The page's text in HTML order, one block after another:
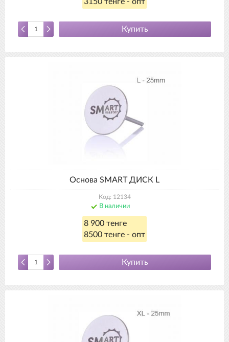
Купить
Основа SMART ДИСК L
Код: 12134
В наличии
8 900 тенге
8500 тенге - опт
Купить